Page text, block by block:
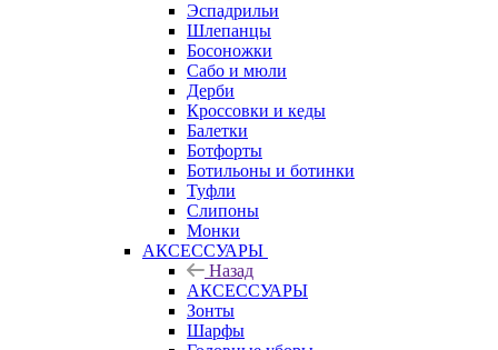
Эспадрильи
Шлепанцы
Босоножки
Сабо и мюли
Дерби
Кроссовки и кеды
Балетки
Ботфорты
Ботильоны и ботинки
Туфли
Слипоны
Монки
АКСЕССУАРЫ
Назад
АКСЕССУАРЫ
Зонты
Шарфы